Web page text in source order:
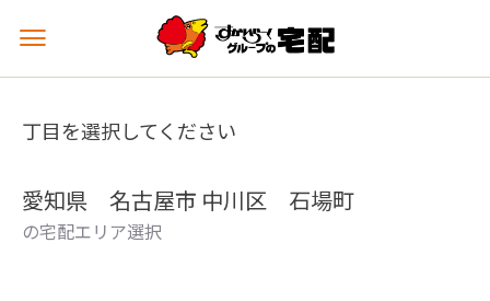
メ
ュ
を
丁目を選択してください
愛知県 名古屋市 中川区 石場町
の宅配エリア選択